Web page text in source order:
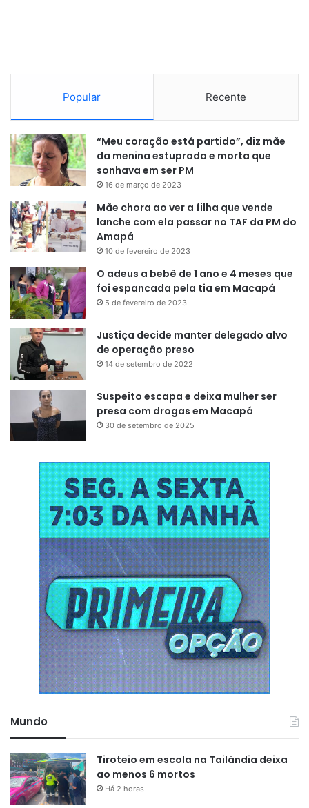
Várias ações participaram da programação: vacinação e
testes rápidos, entrega de mudas de plantas, através
Secretaria Municipal de Meio Ambiente (Semam). Houve
ainda a participação da CEA Equatorial, com a troca de
lâmpadas queimadas por novas, de LED; distribuição de
brindes pela empresa Maracá, além de dezenas de brindes
(Secretaria de Estado de Desporto e Lazer), promovendo a
“Copa Sedel de Vôlei de Areia”.
“Esse tipo de evento me deixa emocionado. Estou na TV
há mais de 10 anos e a cada dia a população me
surpreende. Sair do conforto de suas casas, enfrentar
esse calor e participar dessa programação é uma
demonstração de amor. E, nós, retribuindo com prêmios”
disseCaroço assistentedo programa
Toda a equipe do Grupo Equinócio abraçou a causa com
muito carinho em prol de um objetivo nobre: cuidar do
majestoso rio Amazonas.
Popular Recente
“Meu coração está partido”, diz mãe
da menina estuprada e morta que
sonhava em ser PM
16 de março de 2023
Mãe chora ao ver a filha que vende
lanche com ela passar no TAF da PM do
Amapá
10 de fevereiro de 2023
O adeus a bebê de 1 ano e 4 meses que
foi espancada pela tia em Macapá
5 de fevereiro de 2023
Justiça decide manter delegado alvo
de operação preso
14 de setembro de 2022
Suspeito escapa e deixa mulher ser
presa com drogas em Macapá
30 de setembro de 2025
Mundo
Tiroteio em escola na Tailândia deixa
ao menos 6 mortos
Há 2 horas